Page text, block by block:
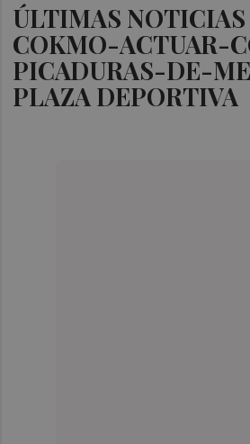
ÚLTIMAS NOTICIAS
COKMO-ACTUAR-
PICADURAS-DE-
PLAZA DEPORTIVA